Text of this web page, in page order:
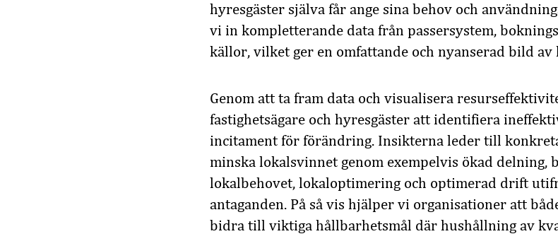
hyresgäster själva får ange sina behov och
vi in kompletterande data från passersystem,
källor, vilket ger en omfattande och nyanserad bild
Genom att ta fram data och visualisera
fastighetsägare och hyresgäster att identifiera
incitament för förändring. Insikterna leder till
minska lokalsvinnet genom exempelvis ökad delning,
lokalbehovet, lokaloptimering och optimerad drift
antaganden. På så vis hjälper vi organisationer att
bidra till viktiga hållbarhetsmål där hushållning av